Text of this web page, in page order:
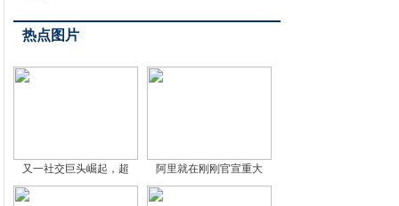
热点图片
又一社交巨头崛起，超 阿里就在刚刚官宣重大